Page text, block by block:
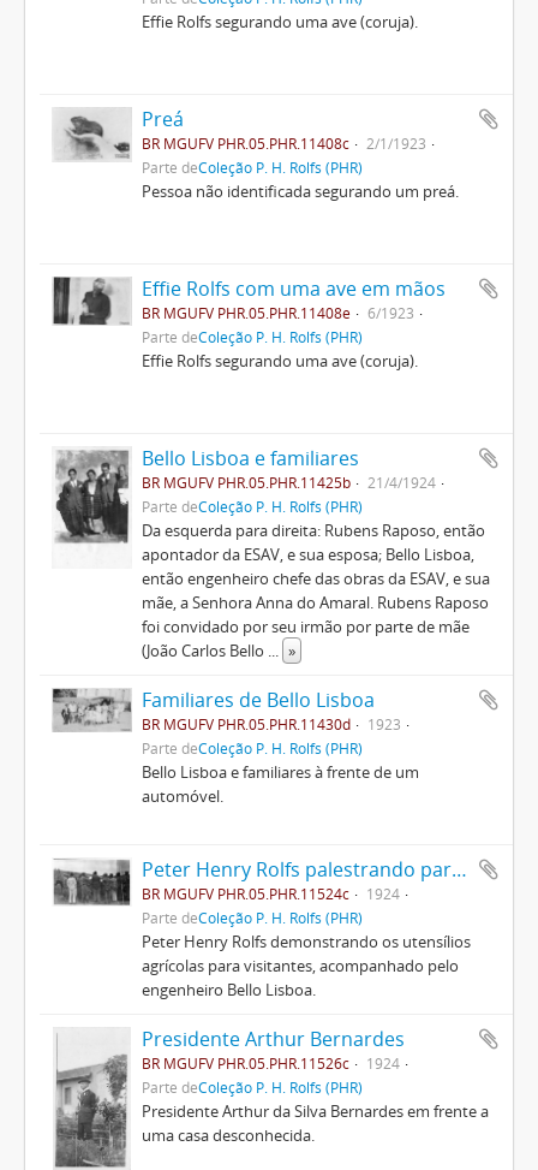
Effie Rolfs segurando uma ave (coruja).
Preá
BR MGUFV PHR.05.PHR.11408c
2/1/1923
Parte deColeção P. H. Rolfs (PHR)
Pessoa não identificada segurando um preá.
Effie Rolfs com uma ave em mãos
BR MGUFV PHR.05.PHR.11408e
6/1923
Parte deColeção P. H. Rolfs (PHR)
Effie Rolfs segurando uma ave (coruja).
Bello Lisboa e familiares
BR MGUFV PHR.05.PHR.11425b
21/4/1924
Parte deColeção P. H. Rolfs (PHR)
Da esquerda para direita: Rubens Raposo, então
apontador da ESAV, e sua esposa; Bello Lisboa,
então engenheiro chefe das obras da ESAV, e sua
mãe, a Senhora Anna do Amaral. Rubens Raposo
foi convidado por seu irmão por parte de mãe
(João Carlos Bello
»
Familiares de Bello Lisboa
BR MGUFV PHR.05.PHR.11430d
1923
Parte deColeção P. H. Rolfs (PHR)
Bello Lisboa e familiares à frente de um
automóvel.
Peter Henry Rolfs palestrando para visitantes
BR MGUFV PHR.05.PHR.11524c
1924
Parte deColeção P. H. Rolfs (PHR)
Peter Henry Rolfs demonstrando os utensílios
agrícolas para visitantes, acompanhado pelo
engenheiro Bello Lisboa.
Presidente Arthur Bernardes
BR MGUFV PHR.05.PHR.11526c
1924
Parte deColeção P. H. Rolfs (PHR)
Presidente Arthur da Silva Bernardes em frente a
uma casa desconhecida.